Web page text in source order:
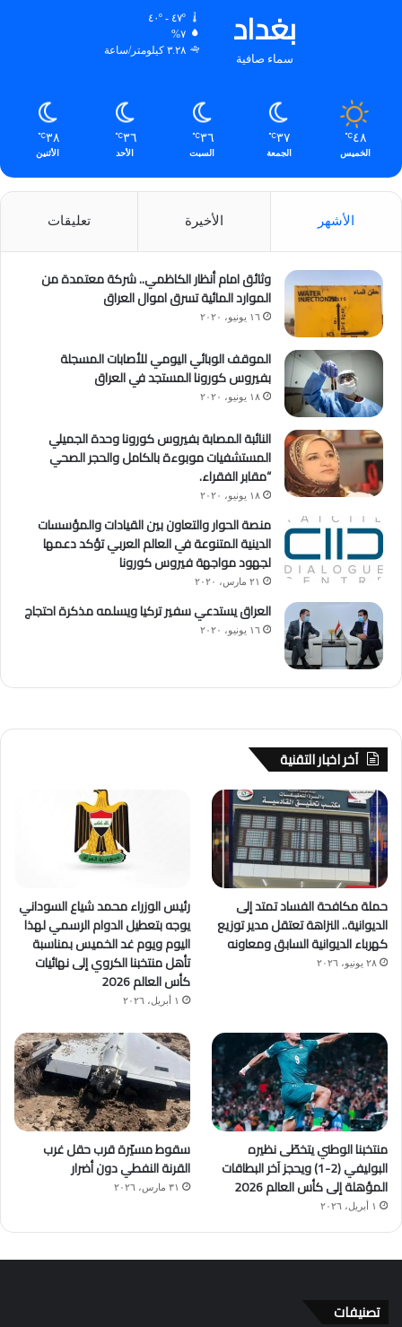
بغداد
سماء صافية
٤٧º - ٤٠º
٧%
٣.٢٨ كيلومتر/ساعة
٤٨℃
الخميس
٣٧℃
الجمعة
٣٦℃
السبت
٣٦℃
الأحد
٣٨℃
الأثنين
الأشهر الأخيرة تعليقات
وثائق امام أنظار الكاظمي.. شركة معتمدة من
الموارد المائية تسرق اموال العراق
١٦ يونيو، ٢٠٢٠
الموقف الوبائي اليومي للأصابات المسجلة
بفيروس كورونا المستجد في العراق
١٨ يونيو، ٢٠٢٠
النائبة المصابة بفيروس كورونا وحدة الجميلي
المستشفيات موبوءة بالكامل والحجر الصحي
“مقابر الفقراء.
١٨ يونيو، ٢٠٢٠
منصة الحوار والتعاون بين القيادات والمؤسسات
الدينية المتنوعة في العالم العربي تؤكد دعمها
لجهود مواجهة فيروس كورونا
٢١ مارس، ٢٠٢٠
العراق يستدعي سفير تركيا ويسلمه مذكرة احتجاج
١٦ يونيو، ٢٠٢٠
آخر اخبار التقنية
حملة مكافحة الفساد تمتد إلى
الديوانية.. النزاهة تعتقل مدير توزيع
كهرباء الديوانية السابق ومعاونه
٢٨ يونيو، ٢٠٢٦
رئيس الوزراء محمد شياع السوداني
يوجه بتعطيل الدوام الرسمي لهذا
اليوم ويوم غد الخميس بمناسبة
تأهل منتخبنا الكروي إلى نهائيات
كأس العالم 2026
١ أبريل، ٢٠٢٦
منتخبنا الوطني يتخطّى نظيره
البوليفي (2-1) ويحجز آخر البطاقات
المؤهلة إلى كأس العالم 2026
١ أبريل، ٢٠٢٦
سقوط مسيّرة قرب حقل غرب
القرنة النفطي دون أضرار
٣١ مارس، ٢٠٢٦
تصنيفات